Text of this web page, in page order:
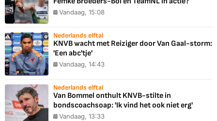
Vandaag, 15:08
Nederlands elftal
KNVB wacht met Reiziger door Van Gaal-storm:
'Een abc'tje'
Vandaag, 14:43
Nederlands elftal
Van Bommel onthult KNVB-stilte in
bondscoachsoap: 'Ik vind het ook niet erg'
Vandaag, 13:33